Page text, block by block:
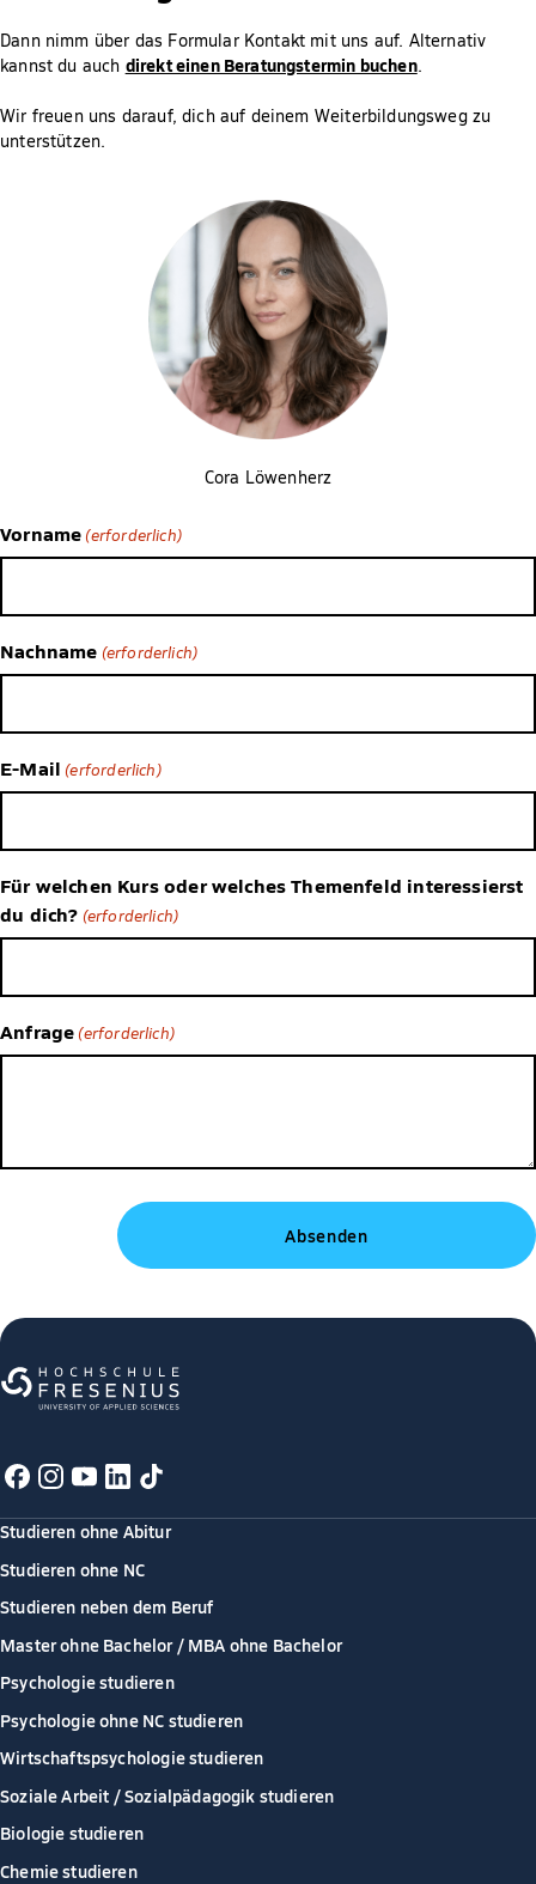
Dann nimm über das Formular Kontakt mit uns auf. Alternativ
kannst du auch direkt einen Beratungstermin buchen.
Wir freuen uns darauf, dich auf deinem Weiterbildungsweg zu
unterstützen.
Cora Löwenherz
Vorname (erforderlich)
Nachname (erforderlich)
E-Mail (erforderlich)
Für welchen Kurs oder welches Themenfeld interessierst
du dich? (erforderlich)
Anfrage (erforderlich)
Studieren ohne Abitur
Studieren ohne NC
Studieren neben dem Beruf
Master ohne Bachelor / MBA ohne Bachelor
Psychologie studieren
Psychologie ohne NC studieren
Wirtschaftspsychologie studieren
Soziale Arbeit / Sozialpädagogik studieren
Biologie studieren
Chemie studieren